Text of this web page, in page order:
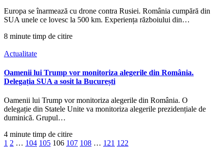
Europa se înarmează cu drone contra Rusiei. România cumpără din
SUA unele ce lovesc la 500 km. Experiența războiului din…
8 minute timp de citire
Actualitate
Oamenii lui Trump vor monitoriza alegerile din România.
Delegația SUA a sosit la București
Oamenii lui Trump vor monitoriza alegerile din România. O
delegație din Statele Unite va monitoriza alegerile prezidențiale de
duminică. Grupul…
4 minute timp de citire
1 2 … 104 105 106 107 108 … 121 122